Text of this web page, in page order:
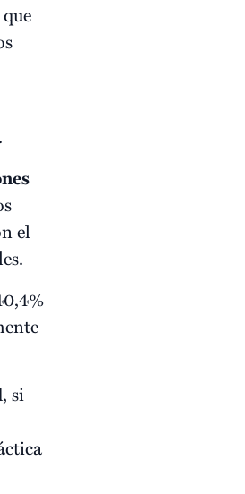
el
si